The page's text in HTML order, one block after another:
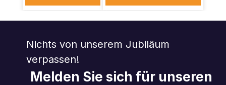
Nichts von unserem Jubiläum
verpassen!
Melden Sie sich für unseren